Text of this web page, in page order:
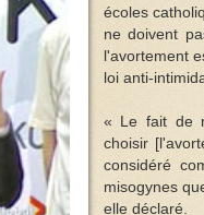
écoles
ne doivent
l'avortement
loi anti-
« Le fait de
choisir
considéré
misogynes
elle déclaré.